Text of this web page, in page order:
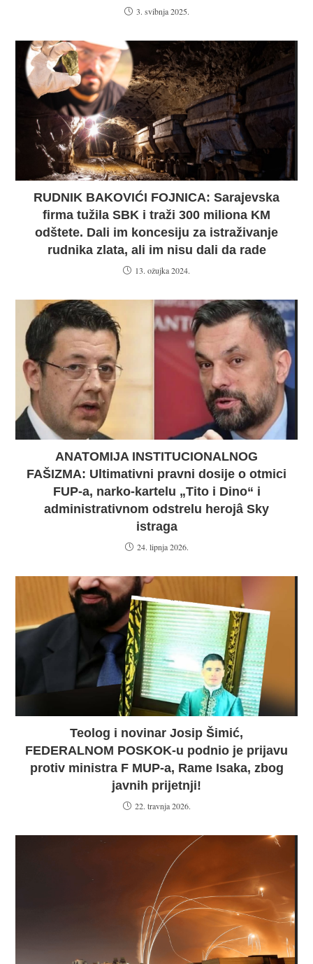
3. svibnja 2025.
RUDNIK BAKOVIĆI FOJNICA: Sarajevska
firma tužila SBK i traži 300 miliona KM
odštete. Dali im koncesiju za istraživanje
rudnika zlata, ali im nisu dali da rade
13. ožujka 2024.
ANATOMIJA INSTITUCIONALNOG
FAŠIZMA: Ultimativni pravni dosije o otmici
FUP-a, narko-kartelu „Tito i Dino“ i
administrativnom odstrelu herojâ Sky
istraga
24. lipnja 2026.
Teolog i novinar Josip Šimić,
FEDERALNOM POSKOK-u podnio je prijavu
protiv ministra F MUP-a, Rame Isaka, zbog
javnih prijetnji!
22. travnja 2026.